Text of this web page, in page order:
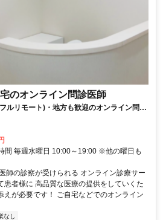
のオンライン問診医師
ルリモート)・地方も歓迎のオンライン問診
間 毎週水曜日 10:00～19:00 ※他の曜日も
師の診察が受けられる オンライン診療サー
患者様に 高品質な医療の提供をしていくた
えが必要です！ ご自宅などでのオンライン
なし